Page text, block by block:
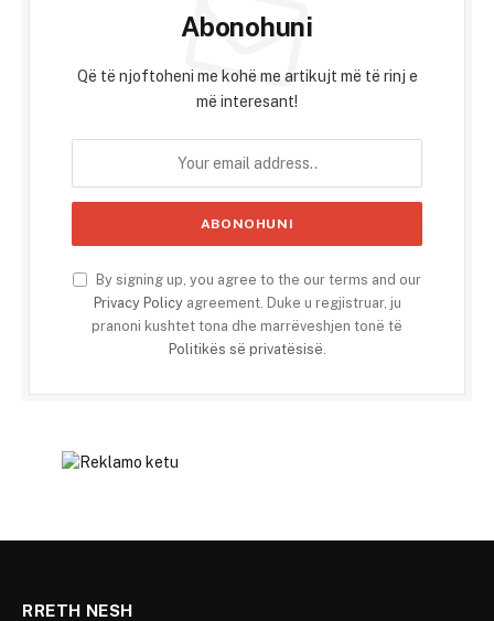
Abonohuni
Që të njoftoheni me kohë me artikujt më të rinj e
më interesant!
By signing up, you agree to the our terms and our
Privacy Policyagreement. Duke u regjistruar, ju
pranoni kushtet tona dhe marrëveshjen tonë të
Politikës së privatësisë
RRETH NESH